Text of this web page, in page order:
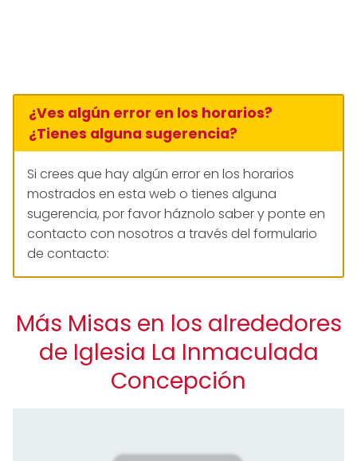
¿Ves algún error en los horarios?
¿Tienes alguna sugerencia?
Si crees que hay algún error en los horarios
mostrados en esta web o tienes alguna
sugerencia, por favor háznolo saber y ponte en
contacto con nosotros a través del formulario
de contacto:
Más Misas en los alrededores
de Iglesia La Inmaculada
Concepción